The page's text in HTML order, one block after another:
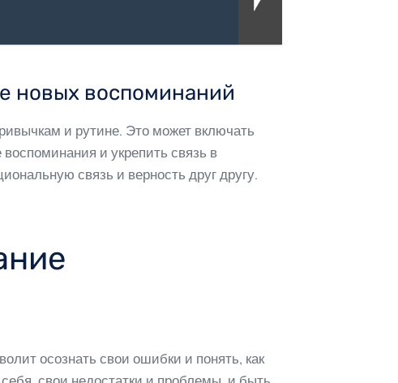
новых воспоминаний
и рутине. Это может включать
и укрепить связь в
связь и верность друг другу.
осознать свои ошибки и понять, как